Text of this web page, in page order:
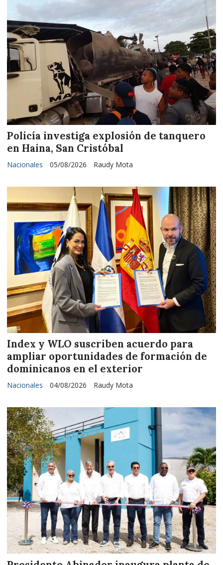
Policía investiga explosión de tanquero
en Haina, San Cristóbal
Raudy Mota
Nacionales 05/08/2026
Index y WLO suscriben acuerdo para
ampliar oportunidades de formación de
dominicanos en el exterior
Raudy Mota
Nacionales 04/08/2026